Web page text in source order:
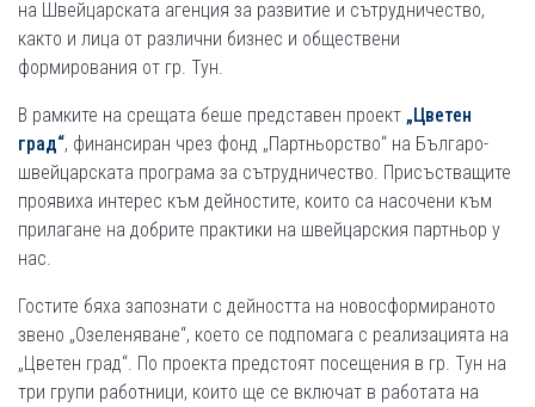
на Швейцарската агенция за развитие и сътрудничество,
както и лица от различни бизнес и обществени
формирования от гр. Тун.
В рамките на срещата беше представен проект „Цветен
град“, финансиран чрез фонд „Партньорство“ на Българо-
швейцарската програма за сътрудничество. Присъстващите
проявиха интерес към дейностите, които са насочени към
прилагане на добрите практики на швейцарския партньор у
нас.
Гостите бяха запознати с дейността на новосформираното
звено „Озеленяване“, което се подпомага с реализацията на
„Цветен град“. По проекта предстоят посещения в гр. Тун на
три групи работници, които ще се включат в работата на